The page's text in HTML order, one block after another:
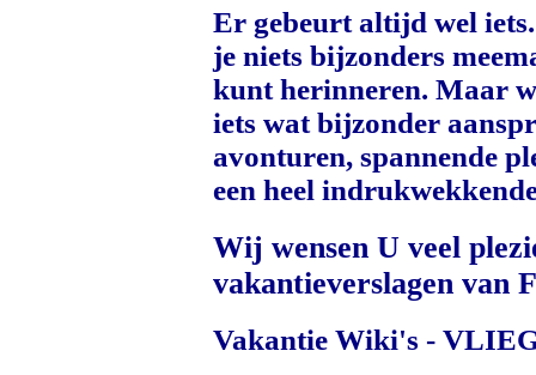
Er gebeurt altijd wel
je niets bijzonders
kunt herinneren. Maar
iets wat bijzonder
avonturen, spannende
een heel
Wij wensen U veel
vakantieverslagen van
Vakantie Wiki's -